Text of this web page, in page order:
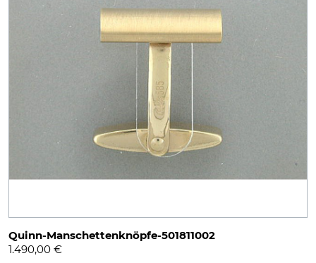
Quinn-Manschettenknöpfe-501811002
1.490,00 €